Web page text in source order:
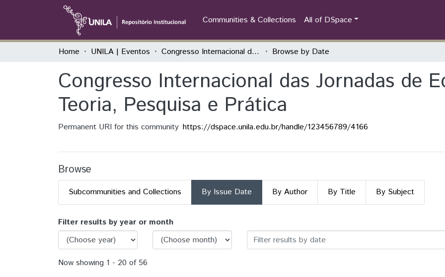
Communities & Collections All of DSpace
Home UNILA | Eventos Congresso Internacional das Jornadas de Educação História - Teoria, Pesquisa e Prática Browse by Date
Congresso Internacional das Jornadas de
Teoria, Pesquisa e Prática
Permanent URI for this community https://dspace.unila.edu.br/handle/123456789/4166
Browse
Subcommunities and Collections By Issue Date By Author By Title By Subject
Browsing Congresso Internacional das Jornadas de
Filter results by year or month
Now showing 1 - 20 of 56